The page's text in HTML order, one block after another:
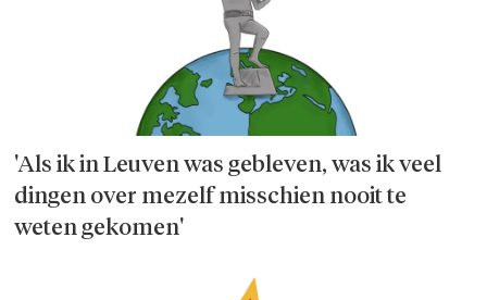
'Als ik in Leuven was gebleven, was ik veel
dingen over mezelf misschien nooit te
weten gekomen'